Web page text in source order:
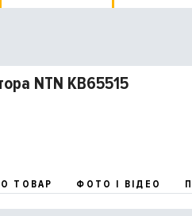
NTN KB65515
ТОВАР ФОТО І ВІДЕО